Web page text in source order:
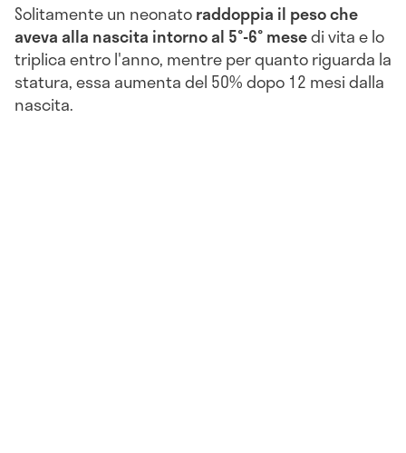
Solitamente un neonatoraddoppia il peso che
aveva alla nascita intorno al 5°-6° mesedi vita e lo
triplica entro l'anno, mentre per quanto riguarda la
statura, essa aumenta del 50% dopo 12 mesi dalla
nascita.